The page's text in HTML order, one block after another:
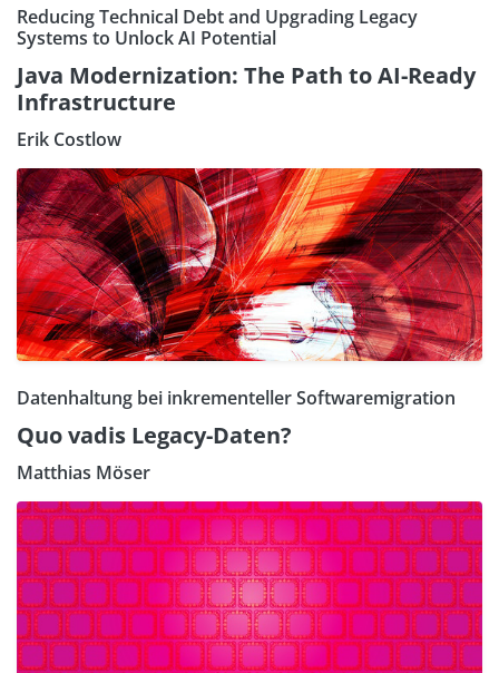
Reducing Technical Debt and Upgrading Legacy
Systems to Unlock AI Potential
Java Modernization: The Path to AI-Ready
Infrastructure
Erik Costlow
Datenhaltung bei inkrementeller Softwaremigration
Quo vadis Legacy-Daten?
Matthias Möser